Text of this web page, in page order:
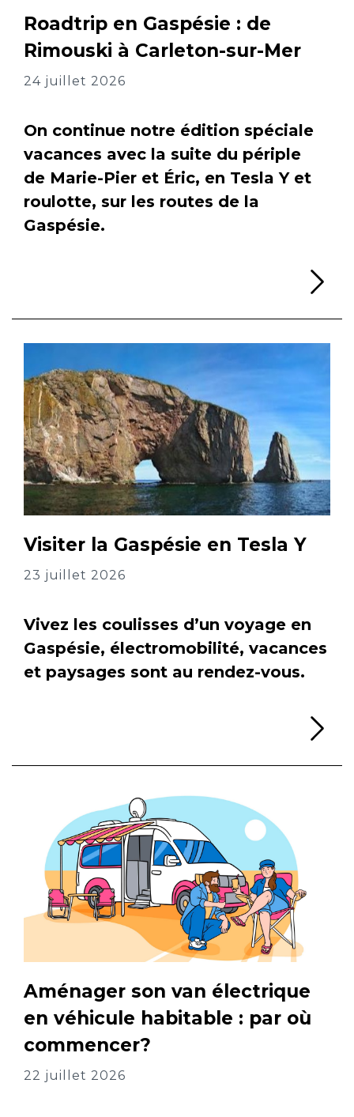
Roadtrip en Gaspésie : de
Rimouski à Carleton-sur-Mer
24 juillet 2026
On continue notre édition spéciale
vacances avec la suite du périple
de Marie-Pier et Éric, en Tesla Y et
roulotte, sur les routes de la
Gaspésie.
Visiter la Gaspésie en Tesla Y
23 juillet 2026
Vivez les coulisses d’un voyage en
Gaspésie, électromobilité, vacances
et paysages sont au rendez-vous.
Aménager son van électrique
en véhicule habitable : par où
commencer?
22 juillet 2026